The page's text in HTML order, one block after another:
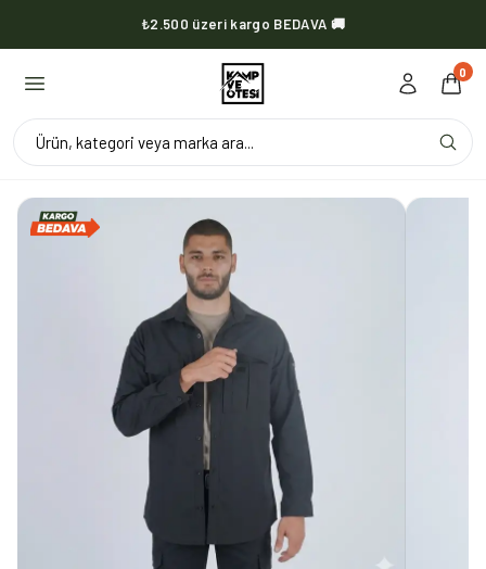
₺2.500 üzeri kargo BEDAVA 🚚
KVOX ürünlerinde kargo her zaman bedava 🔥
0
Ürün, kategori veya marka ara...